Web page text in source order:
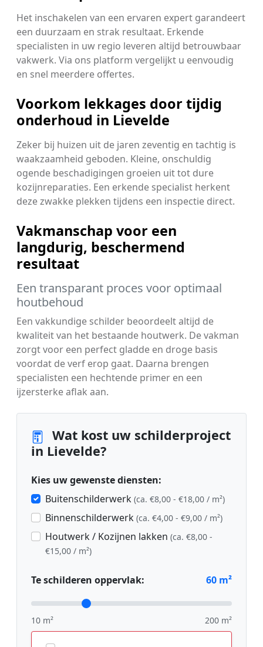
Het inschakelen van een ervaren expert garandeert
een duurzaam en strak resultaat. Erkende
specialisten in uw regio leveren altijd betrouwbaar
vakwerk. Via ons platform vergelijkt u eenvoudig
en snel meerdere offertes.
Voorkom lekkages door tijdig
onderhoud in Lievelde
Zeker bij huizen uit de jaren zeventig en tachtig is
waakzaamheid geboden. Kleine, onschuldig
ogende beschadigingen groeien uit tot dure
kozijnreparaties. Een erkende specialist herkent
deze zwakke plekken tijdens een inspectie direct.
Vakmanschap voor een
langdurig, beschermend
resultaat
Een transparant proces voor optimaal
houtbehoud
Een vakkundige schilder beoordeelt altijd de
kwaliteit van het bestaande houtwerk. De vakman
zorgt voor een perfect gladde en droge basis
voordat de verf erop gaat. Daarna brengen
specialisten een hechtende primer en een
ijzersterke aflak aan.
Wat kost uw schilderproject
in Lievelde?
Kies uw gewenste diensten:
Buitenschilderwerk (ca. €8,00 - €18,00 / m²)
Binnenschilderwerk (ca. €4,00 - €9,00 / m²)
Houtwerk / Kozijnen lakken (ca. €8,00 -
€15,00 / m²)
Te schilderen oppervlak: 60 m²
10 m² 200 m²